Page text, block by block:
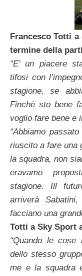
Francesco Totti
termine della
“E’ un piacere
tifosi con
stagione, se
Finchè sto bene
voglio fare bene e
“Abbiamo
riuscito a fare una
la squadra, non
eravamo
stagione. Ill
arriverà
facciano una
Totti a Sky Sport
“Quando le
dello stesso
me e la squadra